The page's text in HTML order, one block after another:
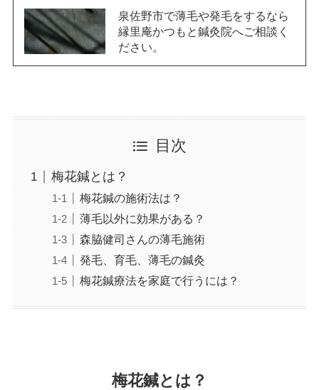
泉佐野市で薄毛や発毛をするなら
縁里庵かつもと鍼灸院へご相談く
ださい。
目次
梅花鍼とは？
梅花鍼の施術法は？
薄毛以外に効果がある？
森脇健司さんの薄毛施術
発毛、育毛、薄毛の鍼灸
梅花鍼療法を家庭で行うには？
梅花鍼とは？